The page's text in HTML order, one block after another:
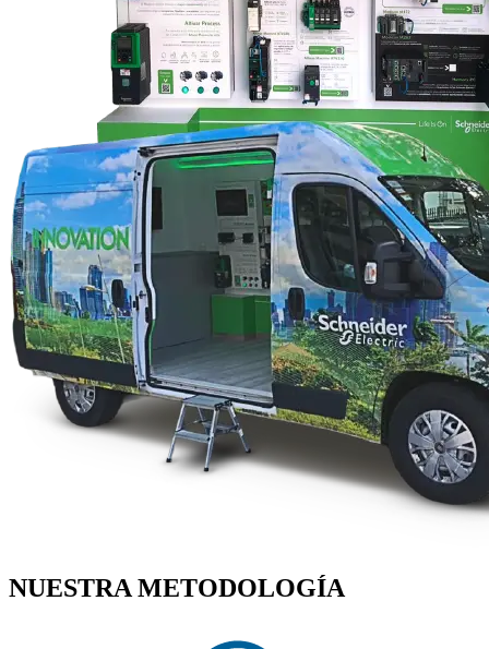
NUESTRA METODOLOGÍA